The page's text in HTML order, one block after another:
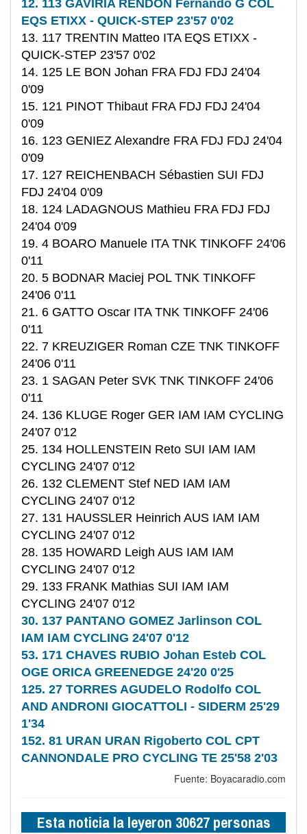
12. 113 GAVIRIA RENDON Fernando G COL
EQS ETIXX - QUICK-STEP 23'57 0'02
13. 117 TRENTIN Matteo ITA EQS ETIXX -
QUICK-STEP 23'57 0'02
14. 125 LE BON Johan FRA FDJ FDJ 24'04
0'09
15. 121 PINOT Thibaut FRA FDJ FDJ 24'04
0'09
16. 123 GENIEZ Alexandre FRA FDJ FDJ 24'04
0'09
17. 127 REICHENBACH Sébastien SUI FDJ
FDJ 24'04 0'09
18. 124 LADAGNOUS Mathieu FRA FDJ FDJ
24'04 0'09
19. 4 BOARO Manuele ITA TNK TINKOFF 24'06
0'11
20. 5 BODNAR Maciej POL TNK TINKOFF
24'06 0'11
21. 6 GATTO Oscar ITA TNK TINKOFF 24'06
0'11
22. 7 KREUZIGER Roman CZE TNK TINKOFF
24'06 0'11
23. 1 SAGAN Peter SVK TNK TINKOFF 24'06
0'11
24. 136 KLUGE Roger GER IAM IAM CYCLING
24'07 0'12
25. 134 HOLLENSTEIN Reto SUI IAM IAM
CYCLING 24'07 0'12
26. 132 CLEMENT Stef NED IAM IAM
CYCLING 24'07 0'12
27. 131 HAUSSLER Heinrich AUS IAM IAM
CYCLING 24'07 0'12
28. 135 HOWARD Leigh AUS IAM IAM
CYCLING 24'07 0'12
29. 133 FRANK Mathias SUI IAM IAM
CYCLING 24'07 0'12
30. 137 PANTANO GOMEZ Jarlinson COL
IAM IAM CYCLING 24'07 0'12
53. 171 CHAVES RUBIO Johan Esteb COL
OGE ORICA GREENEDGE 24'20 0'25
125. 27 TORRES AGUDELO Rodolfo COL
AND ANDRONI GIOCATTOLI - SIDERM 25'29
1'34
152. 81 URAN URAN Rigoberto COL CPT
CANNONDALE PRO CYCLING TE 25'58 2'03
Fuente: Boyacaradio.com
Esta noticia la leyeron 30627 personas